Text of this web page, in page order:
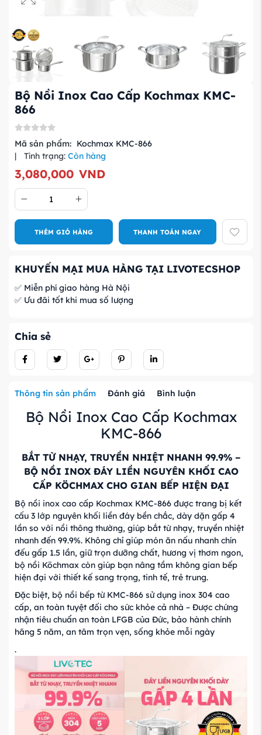
Bộ Nồi Inox Cao Cấp Kochmax KMC-
866
Mã sản phẩm: Kochmax KMC-866
|
Tình trạng: Còn hàng
3,080,000 VND
THÊM GIỎ HÀNG THANH TOÁN NGAY
KHUYẾN MẠI MUA HÀNG TẠI LIVOTECSHOP
✅ Miễn phí giao hàng Hà Nội
✅ Ưu đãi tốt khi mua số lượng
Chia sẻ
Thông tin sản phẩm Đánh giá Bình luận
Bộ Nồi Inox Cao Cấp Kochmax
KMC-866
BẮT TỪ NHẠY, TRUYỀN NHIỆT NHANH 99.9% –
BỘ NỒI INOX ĐÁY LIỀN NGUYÊN KHỐI CAO
CẤP KÖCHMAX CHO GIAN BẾP HIỆN ĐẠI
Bộ nồi inox cao cấp Kochmax KMC-866 được trang bị kết
cấu 3 lớp nguyên khối liền đáy bền chắc, dày dặn gấp 4
lần so với nồi thông thường, giúp bắt từ nhạy, truyền nhiệt
nhanh đến 99.9%. Không chỉ giúp món ăn nấu nhanh chín
đếu gấp 1.5 lần, giữ trọn dưỡng chất, hương vị thơm ngon,
bộ nồi Köchmax còn giúp bạn nâng tầm không gian bếp
hiện đại với thiết kế sang trọng, tinh tế, trẻ trung.
Đặc biệt, bộ nồi bếp từ KMC-866 sử dụng inox 304 cao
cấp, an toàn tuyệt đối cho sức khỏe cả nhà – Được chứng
nhận tiêu chuẩn an toàn LFGB của Đức, bảo hành chính
hãng 5 năm, an tâm trọn vẹn, sống khỏe mỗi ngày
.